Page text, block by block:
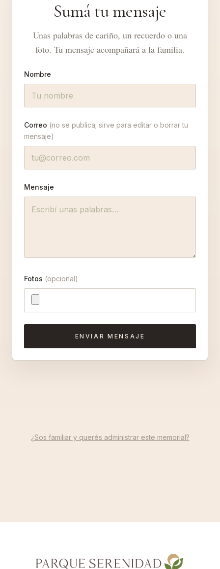
Sumá tu mensaje
Unas palabras de cariño, un recuerdo o una
foto. Tu mensaje acompañará a la familia.
Nombre
Correo (no se publica; sirve para editar o borrar tu
mensaje)
Mensaje
Fotos (opcional)
ENVIAR MENSAJE
¿Sos familiar y querés administrar este memorial?